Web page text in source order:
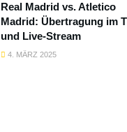
Real Madrid vs. Atletico
Madrid: Übertragung im
und Live-Stream
4. MÄRZ 2025